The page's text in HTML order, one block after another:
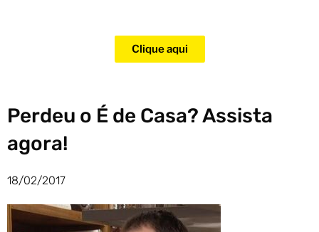
Clique aqui
Perdeu o É de Casa? Assista
agora!
18/02/2017